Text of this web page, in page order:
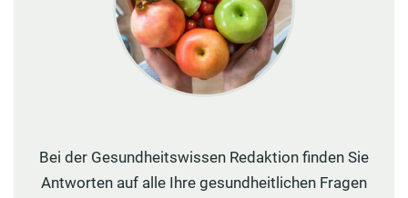
Bei der Gesundheitswissen Redaktion finden Sie
Antworten auf alle Ihre gesundheitlichen Fragen